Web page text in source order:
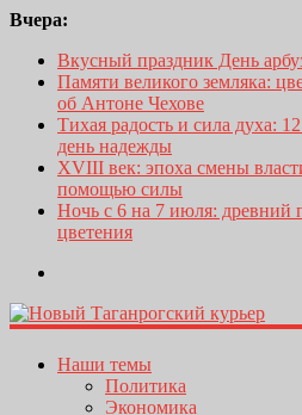
Вчера:
Вкусный праздник День
Памяти великого земляка:
об Антоне Чехове
Тихая радость и сила
день надежды
XVIII век: эпоха смены
помощью силы
Ночь с 6 на 7 июля: древний
цветения
Наши темы
Политика
Экономика